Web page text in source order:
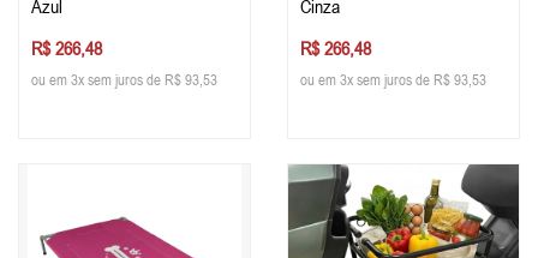
Azul
R$ 266,48
ou em 3x sem juros de R$ 93,53
Cinza
R$ 266,48
ou em 3x sem juros de R$ 93,53